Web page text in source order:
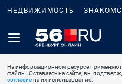
НЕДВИЖИМОСТЬ
На информационном ресурсе
файлы. Оставаясь на сайте, вы
согласиена их использование.